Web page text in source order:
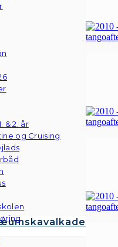
& 2. år
og Cruising